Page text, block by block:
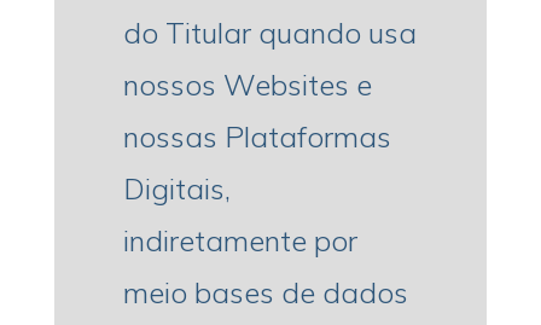
do Titular quando usa
nossos Websites e
nossas Plataformas
Digitais,
indiretamente por
meio bases de dados